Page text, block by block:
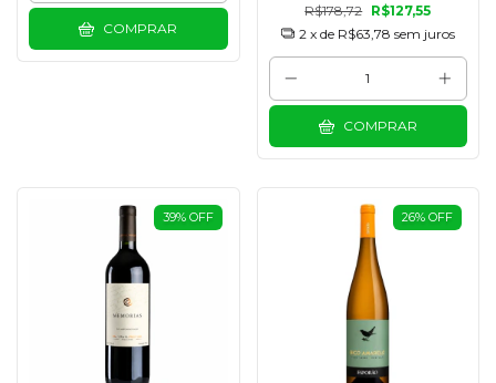
COMPRAR
R$178,72 R$127,55
2 x de R$63,78 sem juros
COMPRAR
39% OFF 26% OFF